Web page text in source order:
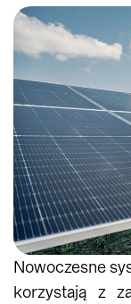
Nowoczesne
korzystają z